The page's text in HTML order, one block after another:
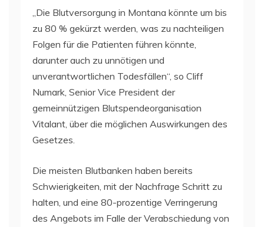
„Die Blutversorgung in Montana könnte um bis
zu 80 % gekürzt werden, was zu nachteiligen
Folgen für die Patienten führen könnte,
darunter auch zu unnötigen und
unverantwortlichen Todesfällen“, so Cliff
Numark, Senior Vice President der
gemeinnützigen Blutspendeorganisation
Vitalant, über die möglichen Auswirkungen des
Gesetzes.
Die meisten Blutbanken haben bereits
Schwierigkeiten, mit der Nachfrage Schritt zu
halten, und eine 80-prozentige Verringerung
des Angebots im Falle der Verabschiedung von